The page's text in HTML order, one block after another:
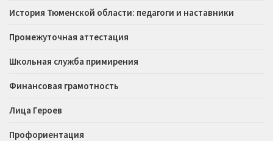
История Тюменской области: педагоги и наставники
Промежуточная аттестация
Школьная служба примирения
Финансовая грамотность
Лица Героев
Профориентация